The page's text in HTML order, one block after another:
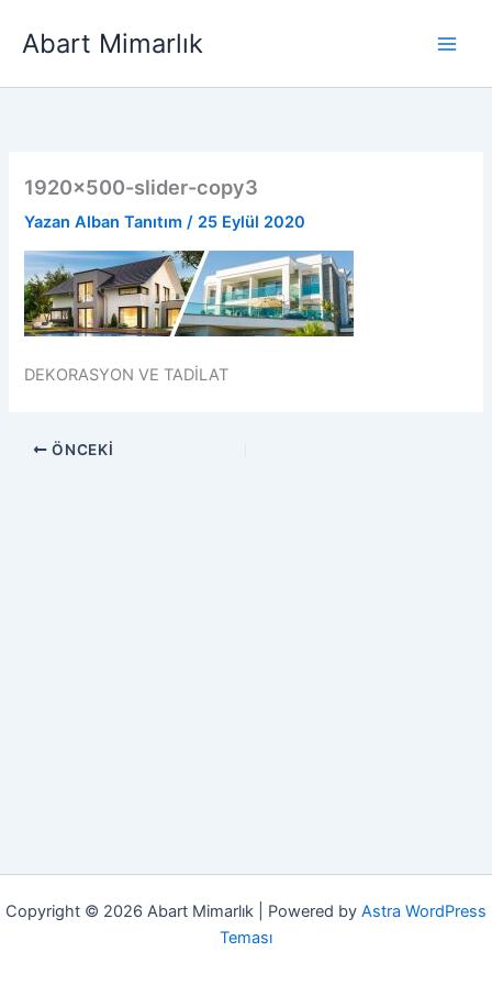
Abart Mimarlık
1920×500-slider-copy3
Yazan Alban Tanıtım/ 25 Eylül 2020
DEKORASYON VE TADİLAT
ÖNCEKI
Copyright © 2026 Abart Mimarlık | Powered by Astra WordPress
Teması